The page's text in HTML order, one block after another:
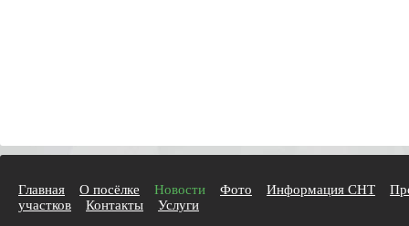
Главная О посёлке Новости Фото Информация СНТ
участков
Контакты Услуги